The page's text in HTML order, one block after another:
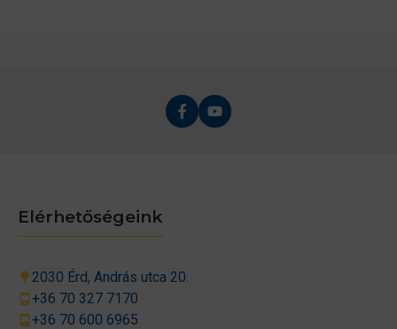
Elérhetőségeink
2030 Érd, András utca 20.
+36 70 327 7170
+36 70 600 6965